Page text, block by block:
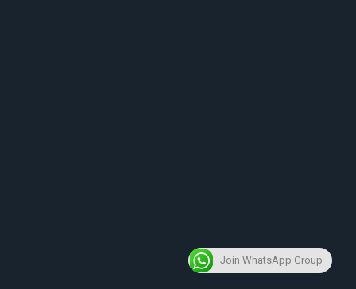
Join WhatsApp Group